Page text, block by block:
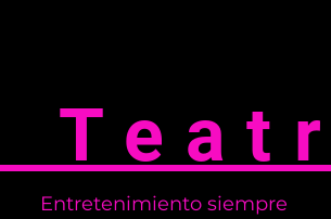
Entretenimiento siempre